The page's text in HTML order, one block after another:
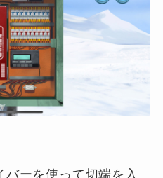
ーを使って切端を入